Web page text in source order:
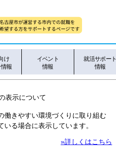
け
報
イベント
情報
就活サポート
情報
表示について
働きやすい環境づくりに取り組む
る場合に表示しています。
»詳しくはこちら